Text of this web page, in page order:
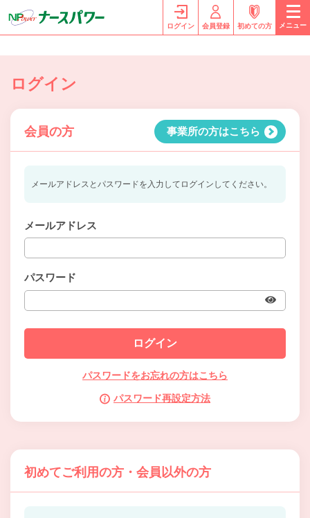
ログイン 会員登録 初めての方 メニュー
ログイン
会員の方 事業所の方はこちら
メールアドレスとパスワードを入力してログインしてください。
メールアドレス
パスワード
パスワードをお忘れの方はこちら
パスワード再設定方法
初めてご利用の方・会員以外の方